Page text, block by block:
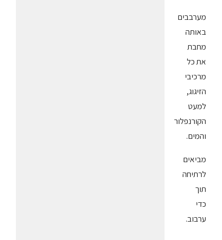
מערבבים
באותה
מחבת
את כל
מרכיבי
הזיגוג,
למעט
הקורנפלור
והמים.
מביאים
לרתיחה
תוך
כדי
ערבוב.